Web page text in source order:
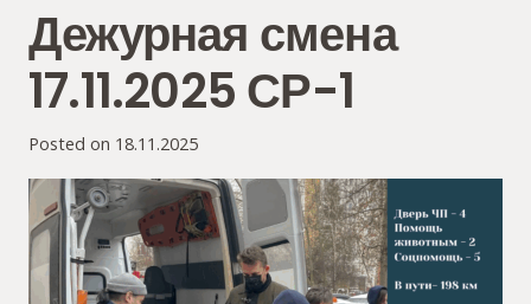
Дежурная смена
17.11.2025 СР-1
Posted on 18.11.2025